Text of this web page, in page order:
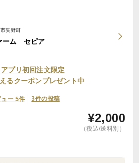
矢野町
ーム セピア
プリ初回注文限定
るクーポンプレゼント中
ュー 5件 3件の投稿
¥2,000
（税込/送料別）